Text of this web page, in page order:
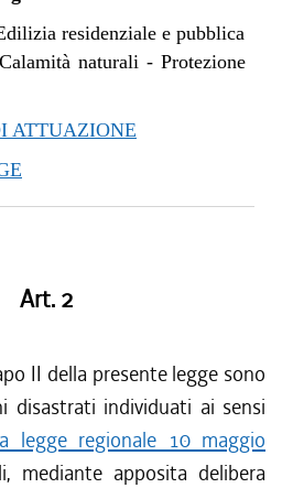
residenziale e pubblica
Calamità naturali - Protezione
ATTUAZIONE
Art. 2
II della presente legge sono
disastrati individuati ai sensi
legge regionale 10 maggio
mediante apposita delibera